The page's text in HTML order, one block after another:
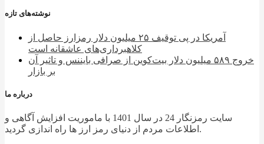
نوشته‌های تازه
آمریکا در پی توقیف ۲۵ میلیون دلار رمزارز حاصل از
کلاهبرداری‌های عاشقانه است
خروج ۵۸۹ میلیون دلار بیت‌کوین از صرافی بایننس و تاثیر آن
بر بازار
درباره ما
سایت رمزنگار 24 در سال 1401 با ماموریت افزایش آگاهی و
اطلاعات مردم از دنیای رمز ارز ها راه اندازی گردید.